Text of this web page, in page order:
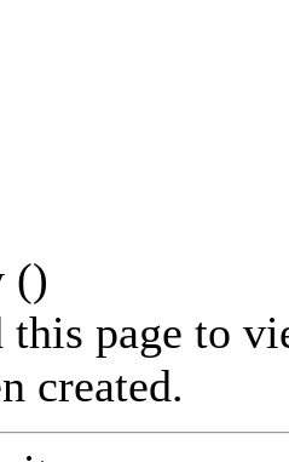
()
this page to
created.